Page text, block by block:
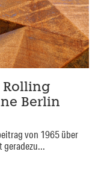
Rolling
Berlin
von 1965 über
geradezu...